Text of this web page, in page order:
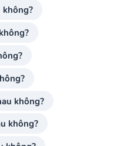
không?
không?
không?